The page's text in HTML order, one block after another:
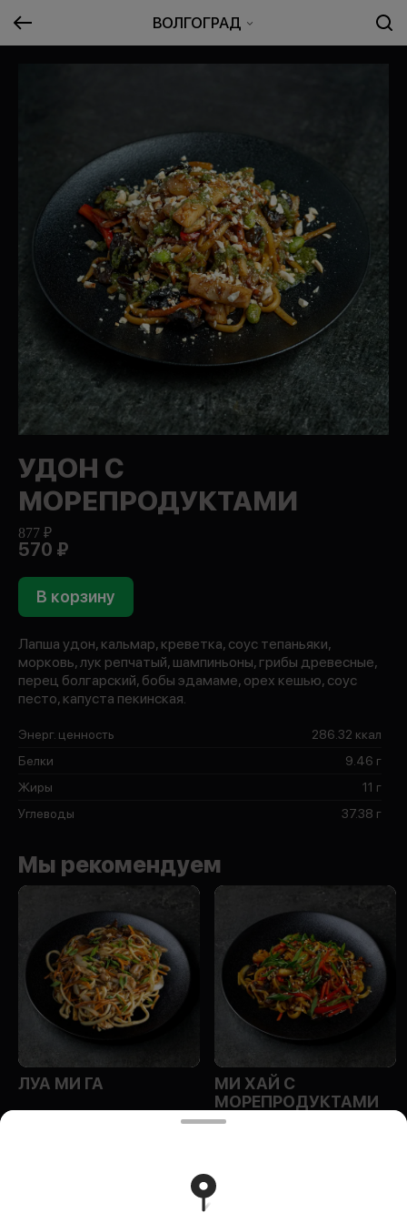
ВОЛГОГРАД
УДОН С
МОРЕПРОДУКТАМИ
877 ₽
570 ₽
В корзину
Лапша удон, кальмар, креветка, соус тепаньяки,
морковь, лук репчатый, шампиньоны, грибы древесные,
перец болгарский, бобы эдамаме, орех кешью, соус
песто, капуста пекинская.
Энерг. ценность
286.32 ккал
Белки
9.46 г
Жиры
11 г
Углеводы
37.38 г
Мы рекомендуем
ЛУА МИ ГА
МИ ХАЙ С
МОРЕПРОДУКТАМИ
ИП Эм Ольга Алексеевна